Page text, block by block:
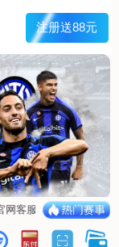
检测
排流防护
、维护